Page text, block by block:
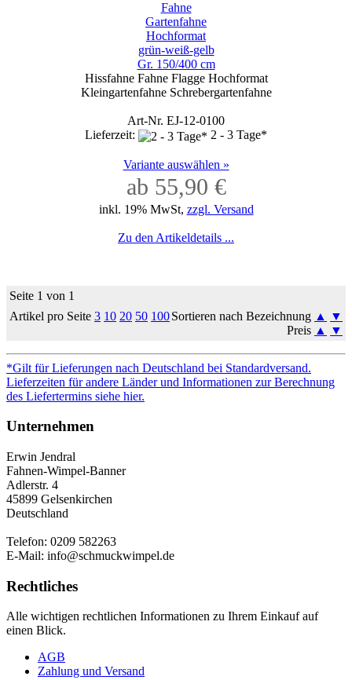
Fahne
Gartenfahne
Hochformat
grün-weiß-gelb
Gr. 150/400 cm
Hissfahne Fahne Flagge Hochformat
Kleingartenfahne Schrebergartenfahne
Art-Nr. EJ-12-0100
Lieferzeit:
2 - 3 Tage*
Variante auswählen »
ab 55,90 €
inkl. 19% MwSt, zzgl. Versand
Zu den Artikeldetails ...
Seite 1 von 1
Artikel pro Seite 3 10 20 50 100Sortieren nach Bezeichnung ▲
▼
Preis ▲ ▼
*Gilt für Lieferungen nach Deutschland bei Standardversand.
Lieferzeiten für andere Länder und Informationen zur Berechnung
des Liefertermins siehe hier.
Unternehmen
Erwin Jendral
Fahnen-Wimpel-Banner
Adlerstr. 4
45899 Gelsenkirchen
Deutschland
Telefon: 0209 582263
E-Mail: info@schmuckwimpel.de
Rechtliches
Alle wichtigen rechtlichen Informationen zu Ihrem Einkauf auf
einen Blick.
AGB
Zahlung und Versand